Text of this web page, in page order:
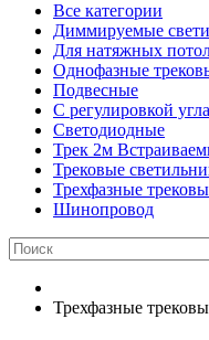
Все категории
Диммируемые
Для натяжных
Однофазные
Подвесные
С регулировкой
Светодиодные
Трек 2м
Трековые
Трехфазные
Шинопровод
Трехфазные